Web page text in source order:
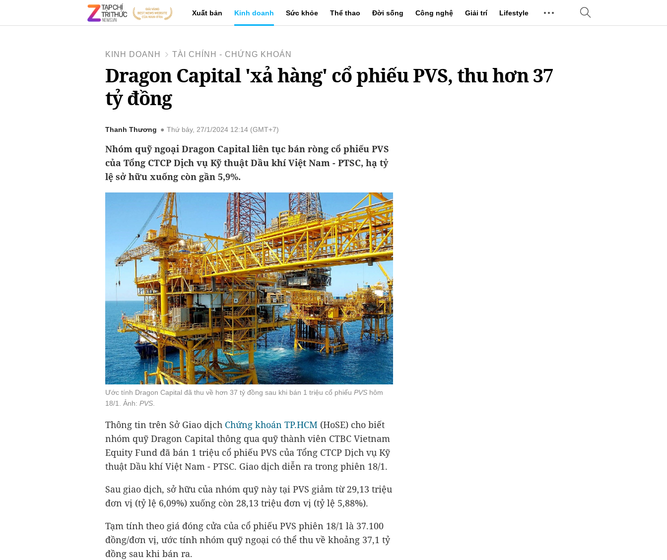
Xuất bản Kinh doanh Sức khỏe Thể thao Đời sống Công nghệ Giải trí Lifestyle
KINH DOANH TÀI CHÍNH - CHỨNG KHOÁN
Dragon Capital 'xả hàng' cổ phiếu PVS, thu hơn 37
tỷ đồng
Thanh Thương Thứ bảy, 27/1/2024 12:14 (GMT+7)
Nhóm quỹ ngoại Dragon Capital liên tục bán ròng cổ phiếu PVS
của Tổng CTCP Dịch vụ Kỹ thuật Dầu khí Việt Nam - PTSC, hạ tỷ
lệ sở hữu xuống còn gần 5,9%.
Ước tính Dragon Capital đã thu về hơn 37 tỷ đồng sau khi bán 1 triệu cổ phiếu PVS hôm
18/1. Ảnh: PVS
Thông tin trên Sở Giao dịch Chứng khoán TP.HCM (HoSE) cho biết
nhóm quỹ Dragon Capital thông qua quỹ thành viên CTBC Vietnam
Equity Fund đã bán 1 triệu cổ phiếu PVS của Tổng CTCP Dịch vụ Kỹ
thuật Dầu khí Việt Nam - PTSC. Giao dịch diễn ra trong phiên 18/1.
Sau giao dịch, sở hữu của nhóm quỹ này tại PVS giảm từ 29,13 triệu
đơn vị (tỷ lệ 6,09%) xuống còn 28,13 triệu đơn vị (tỷ lệ 5,88%).
Tạm tính theo giá đóng cửa của cổ phiếu PVS phiên 18/1 là 37.100
đồng/đơn vị, ước tính nhóm quỹ ngoại có thể thu về khoảng 37,1 tỷ
đồng sau khi bán ra.